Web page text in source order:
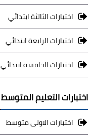
اختبارات الثالثة ابتدائي
اختبارات الرابعة ابتدائي
اختبارات الخامسة ابتدائي
اختبارات التعليم المتوسط
اختبارات الاولى متوسط